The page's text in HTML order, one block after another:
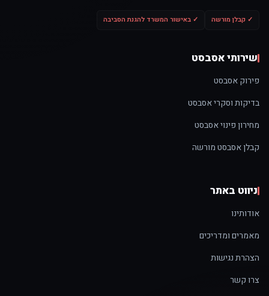
✓ קבלן מורשה ✓ באישור המשרד להגנת הסביבה
שירותי אסבסט
פירוק אסבסט
בדיקות וסקרי אסבסט
מחירון פינוי אסבסט
קבלן אסבסט מורשה
ניווט באתר
אודותינו
מאמרים ומדריכים
הצהרת נגישות
צרו קשר